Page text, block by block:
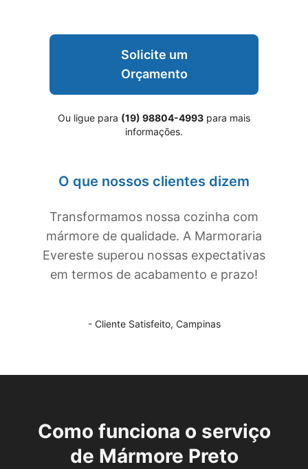
Solicite um
Orçamento
Ou ligue para (19) 98804-4993 para mais
informações.
O que nossos clientes dizem
Transformamos nossa cozinha com
mármore de qualidade. A Marmoraria
Evereste superou nossas expectativas
em termos de acabamento e prazo!
- Cliente Satisfeito, Campinas
Como funciona o serviço
de Mármore Preto